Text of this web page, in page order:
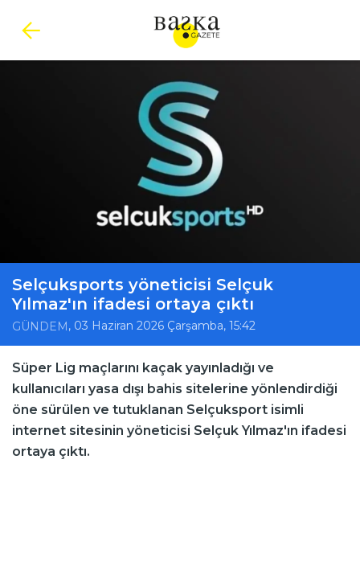
Selçuksports yöneticisi Selçuk
Yılmaz'ın ifadesi ortaya çıktı
GÜNDEM , 03 Haziran 2026 Çarşamba, 15:42
Süper Lig maçlarını kaçak yayınladığı ve
kullanıcıları yasa dışı bahis sitelerine yönlendirdiği
öne sürülen ve tutuklanan Selçuksport isimli
internet sitesinin yöneticisi Selçuk Yılmaz'ın ifadesi
ortaya çıktı.